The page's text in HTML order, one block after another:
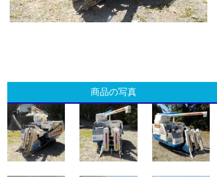
商品の写真